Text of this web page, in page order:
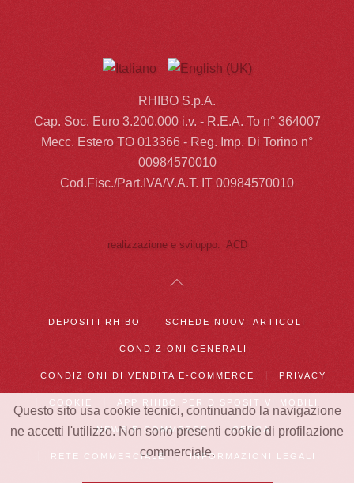
RHIBO S.p.A.
Cap. Soc. Euro 3.200.000 i.v. - R.E.A. To n° 364007
Mecc. Estero TO 013366 - Reg. Imp. Di Torino n°
00984570010
Cod.Fisc./Part.IVA/V.A.T. IT 00984570010
realizzazione e sviluppo: ACD
DEPOSITI RHIBO SCHEDE NUOVI ARTICOLI
CONDIZIONI GENERALI
CONDIZIONI DI VENDITA E-COMMERCE PRIVACY
COOKIE APP RHIBO PER DISPOSITIVI MOBILI
NEWS E-COMMERCE CERCA
RETE COMMERCIALE INFORMAZIONI LEGALI
Questo sito usa cookie tecnici, continuando la navigazione
ne accetti l'utilizzo. Non sono presenti cookie di profilazione
commerciale.